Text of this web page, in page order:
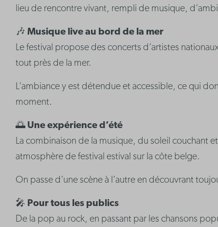
lieu de rencontre vivant, rempli de musique,
🎶Musique live au bord de la mer
Le festival propose des concerts d’artistes
tout près de la mer.
L’ambiance y est détendue et accessible, ce qui
moment.
🌅 Une expérience d’été
La combinaison de la musique, du soleil couchant
atmosphère de festival estival sur la côte belge.
On passe d’une scène à l’autre en découvrant
🎤 Pour tous les publics
De la pop au rock, en passant par les chansons